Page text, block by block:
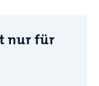
nur für